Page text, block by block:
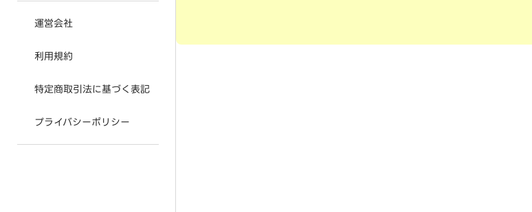
運営会社
利用規約
特定商取引法に基づく表記
プライバシーポリシー